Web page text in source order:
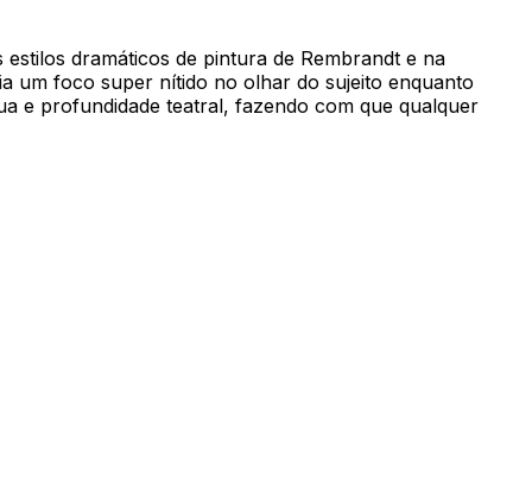
dramáticos de pintura de Rembrandt e na
um foco super nítido no olhar do sujeito enquanto
e profundidade teatral, fazendo com que qualquer